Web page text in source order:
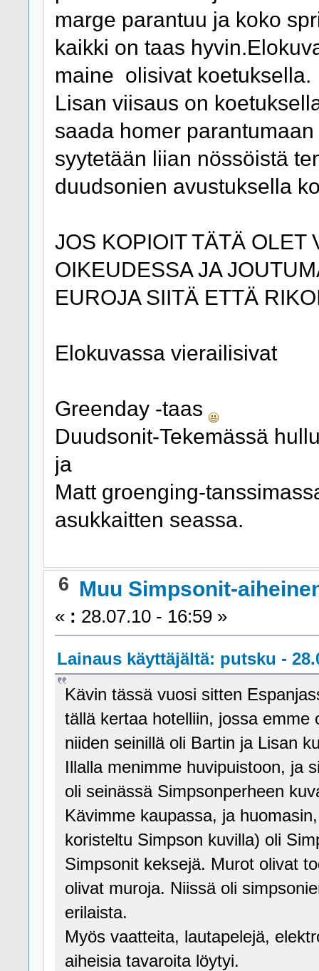
marge parantuu ja koko
kaikki on taas
maine olisivat koetuksella.
Lisan viisaus on
saada homer
syytetään liian nössöistä
duudsonien avustuksella
JOS KOPIOIT TÄTÄ OLET
OIKEUDESSA JA
EUROJA SIITÄ ETTÄ
Elokuvassa vierailisivat
Greenday -taas
Duudsonit-Tekemässä
ja
Matt groenging-
asukkaitten seassa.
6 Muu Simpsonit-
« : 28.07.10 - 16:59 »
Lainaus käyttäjältä: putsku -
Kävin tässä vuosi sitten
tällä kertaa hotelliin, jossa
niiden seinillä oli Bartin ja Lisan
Illalla menimme huvipuistoon, ja
oli seinässä Simpsonperheen
Kävimme kaupassa, ja
koristeltu Simpson kuvilla) oli
Simpsonit keksejä. Murot olivat
olivat muroja. Niissä oli
erilaista.
Myös vaatteita, lautapelejä,
aiheisia tavaroita löytyi.